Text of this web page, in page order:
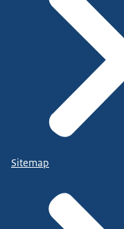
Sitemap